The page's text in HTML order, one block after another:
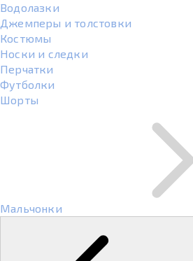
Водолазки
Джемперы и толстовки
Костюмы
Носки и следки
Перчатки
Футболки
Шорты
Мальчонки